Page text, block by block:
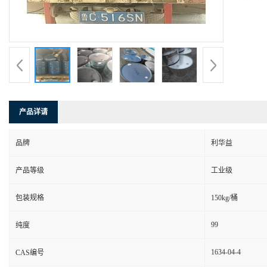
产品详请
品牌 利华益
产品等级 工业级
包装规格 150kg/桶
纯度 99
CAS编号 1634-04-4